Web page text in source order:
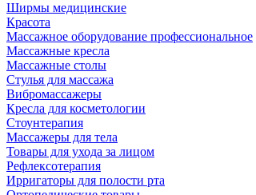
Ширмы медицинские
Красота
Массажное оборудование профессиональное
Массажные кресла
Массажные столы
Стулья для массажа
Вибромассажеры
Кресла для косметологии
Стоунтерапия
Массажеры для тела
Товары для ухода за лицом
Рефлексотерапия
Ирригаторы для полости рта